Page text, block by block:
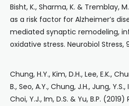
Bisht, K., Sharma, K. & Tremblay,
as a risk factor for Alzheimer’s
mediated synaptic remodeling,
oxidative stress. Neurobiol Stress,
Chung, H.Y., Kim, D.H., Lee, E.K.,
B., Seo, A.Y., Chung, J.H., Jung, Y.S.,
Choi, Y.J., Im, D.S. & Yu, B.P.